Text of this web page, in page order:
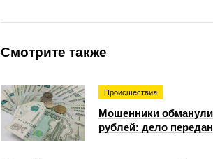
Смотрите также
Происшествия
Мошенники обманули
рублей: дело